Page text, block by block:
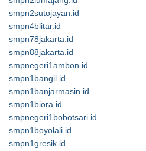
smpn2sutojayan.id
smpn4blitar.id
smpn78jakarta.id
smpn88jakarta.id
smpnegeri1ambon.id
smpn1bangil.id
smpn1banjarmasin.id
smpn1biora.id
smpnegeri1bobotsari.id
smpn1boyolali.id
smpn1gresik.id